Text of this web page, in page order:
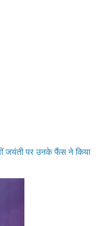
जयंती पर उनके फैंस ने किया